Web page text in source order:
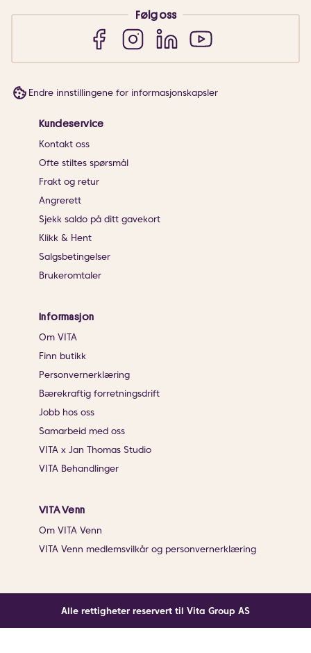
Følg oss
Endre innstillingene for informasjonskapsler
Kundeservice
Kontakt oss
Ofte stiltes spørsmål
Frakt og retur
Angrerett
Sjekk saldo på ditt gavekort
Klikk & Hent
Salgsbetingelser
Brukeromtaler
Informasjon
Om VITA
Finn butikk
Personvernerklæring
Bærekraftig forretningsdrift
Jobb hos oss
Samarbeid med oss
VITA x Jan Thomas Studio
VITA Behandlinger
VITA Venn
Om VITA Venn
VITA Venn medlemsvilkår og personvernerklæring
Alle rettigheter reservert til Vita Group AS